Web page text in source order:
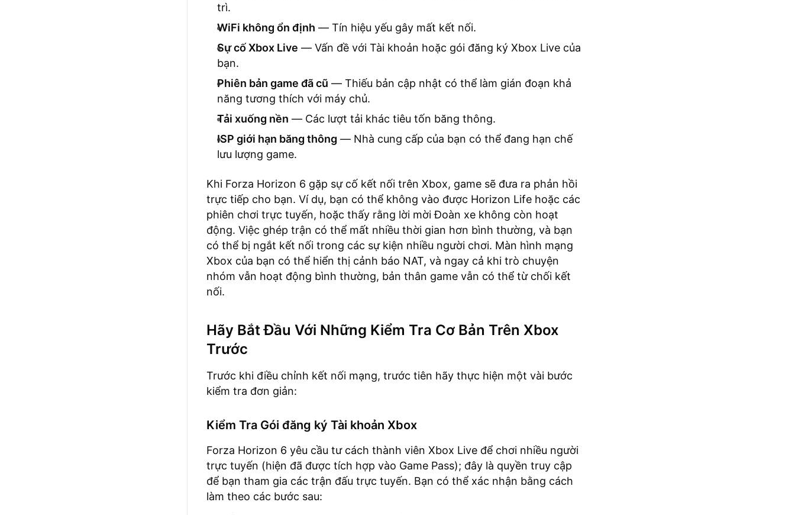
trì.
WiFi không ổn định — Tín hiệu yếu gây mất kết nối.
Sự cố Xbox Live — Vấn đề với Tài khoản hoặc gói đăng ký Xbox Live của
bạn.
Phiên bản game đã cũ — Thiếu bản cập nhật có thể làm gián đoạn khả
năng tương thích với máy chủ.
Tải xuống nền — Các lượt tải khác tiêu tốn băng thông.
ISP giới hạn băng thông — Nhà cung cấp của bạn có thể đang hạn chế
lưu lượng game.
Khi Forza Horizon 6 gặp sự cố kết nối trên Xbox, game sẽ đưa ra phản hồi
trực tiếp cho bạn. Ví dụ, bạn có thể không vào được Horizon Life hoặc các
phiên chơi trực tuyến, hoặc thấy rằng lời mời Đoàn xe không còn hoạt
động. Việc ghép trận có thể mất nhiều thời gian hơn bình thường, và bạn
có thể bị ngắt kết nối trong các sự kiện nhiều người chơi. Màn hình mạng
Xbox của bạn có thể hiển thị cảnh báo NAT, và ngay cả khi trò chuyện
nhóm vẫn hoạt động bình thường, bản thân game vẫn có thể từ chối kết
nối.
Hãy Bắt Đầu Với Những Kiểm Tra Cơ Bản Trên Xbox
Trước
Trước khi điều chỉnh kết nối mạng, trước tiên hãy thực hiện một vài bước
kiểm tra đơn giản:
Kiểm Tra Gói đăng ký Tài khoản Xbox
Forza Horizon 6 yêu cầu tư cách thành viên Xbox Live để chơi nhiều người
trực tuyến (hiện đã được tích hợp vào Game Pass); đây là quyền truy cập
để bạn tham gia các trận đấu trực tuyến. Bạn có thể xác nhận bằng cách
làm theo các bước sau: